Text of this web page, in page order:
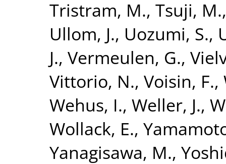
Tristram, M., Tsuji, M.
Ullom, J., Uozumi, S.,
J., Vermeulen, G.,
Vittorio, N., Voisin, F.,
Wehus, I., Weller, J.,
Wollack, E.,
Yanagisawa, M.,